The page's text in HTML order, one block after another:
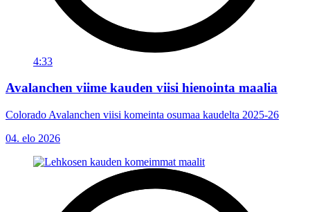
4:33
Avalanchen viime kauden viisi hienointa maalia
Colorado Avalanchen viisi komeinta osumaa kaudelta 2025-26
04. elo 2026